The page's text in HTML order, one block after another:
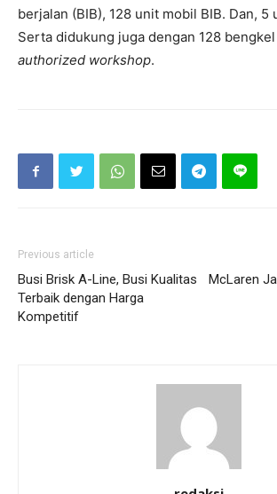
berjalan (BIB), 128 unit mobil BIB. Dan, 5
Serta didukung juga dengan 128
authorized workshop.
Previous article
Busi Brisk A-Line, Busi Kualitas
Terbaik dengan Harga
Kompetitif
McLaren